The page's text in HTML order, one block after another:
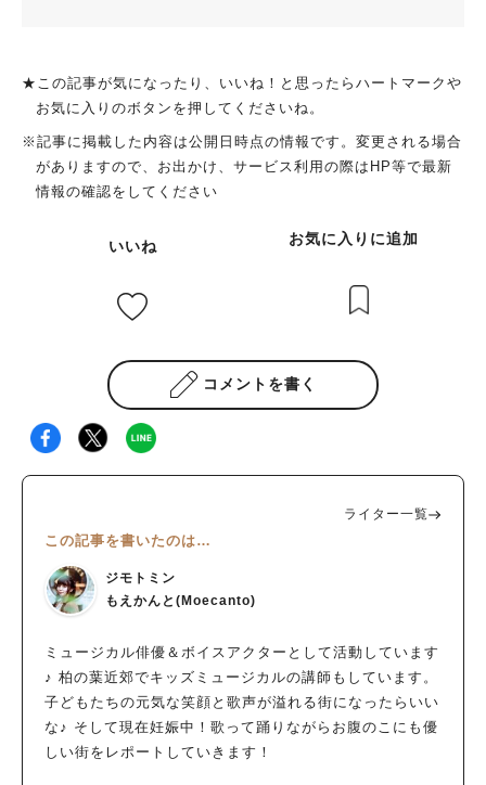
★この記事が気になったり、いいね！と思ったらハートマークや
お気に入りのボタンを押してくださいね。
※記事に掲載した内容は公開日時点の情報です。変更される場合
がありますので、お出かけ、サービス利用の際はHP等で最新
情報の確認をしてください
いいね お気に入りに追加
コメントを書く
ライター一覧
この記事を書いたのは…
ジモトミン
もえかんと(Moecanto)
ミュージカル俳優＆ボイスアクターとして活動しています
♪ 柏の葉近郊でキッズミュージカルの講師もしています。
子どもたちの元気な笑顔と歌声が溢れる街になったらいい
な♪ そして現在妊娠中！歌って踊りながらお腹のこにも優
しい街をレポートしていきます！